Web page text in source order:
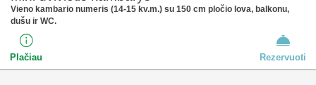
Vieno kambario numeris (14-15 kv.m.) su 150 cm pločio lova, balkonu,
dušu ir WC.
Plačiau Rezervuoti